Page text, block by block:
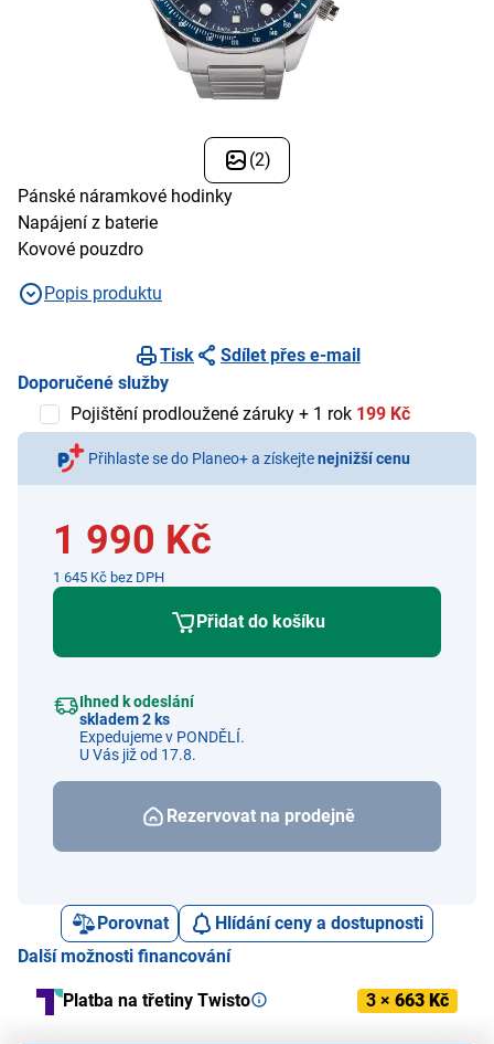
(2)
Pánské náramkové hodinky
Napájení z baterie
Kovové pouzdro
Popis produktu
Tisk
Sdílet přes e-mail
Doporučené služby
Pojištění prodloužené záruky + 1 rok 199 Kč
Přihlaste se do Planeo+ a získejtenejnižší cenu
1 990 Kč
1 645 Kč bez DPH
Přidat do košíku
Ihned k odeslání
skladem 2 ks
Expedujeme v PONDĚLÍ.
U Vás již od 17.8.
Rezervovat na prodejně
Porovnat
Hlídání ceny a dostupnosti
Další možnosti financování
Platba na třetiny Twisto 3 × 663 Kč